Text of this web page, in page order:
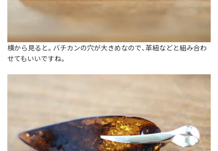
横から見ると。バチカンの穴が大きめなので、革紐などと組み合わ
せてもいいですね。